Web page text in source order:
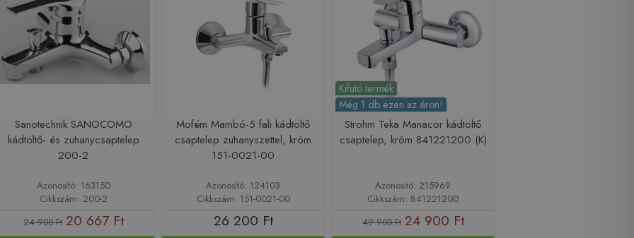
Sanotechnik SANOCOMO
kádtöltő- és zuhanycsaptelep
200-2
Azonosító: 163150
Cikkszám: 200-2
24 900 Ft 20 667 Ft
Mofém Mambó-5 fali kádtöltő
csaptelep zuhanyszettel, króm
151-0021-00
Azonosító: 124103
Cikkszám: 151-0021-00
26 200 Ft
Kifutó termék
Még 1 db ezen az áron!
Strohm Teka Manacor kádtöltő
csaptelep, króm 841221200 (K)
Azonosító: 215969
Cikkszám: 841221200
49 900 Ft 24 900 Ft